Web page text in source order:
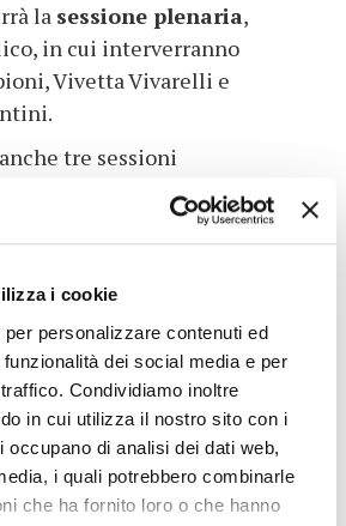
i cookie
personalizzare contenuti ed
dei social media e per
Condividiamo inoltre
in cui utilizza il nostro sito con i
occupano di analisi dei dati web,
i quali potrebbero combinarle
che ha fornito loro o che hanno
la sessione plenaria,
in cui interverranno
Vivetta Vivarelli e
tre sessioni
iscrizione obbligatoria: la
si terrà
mercoledì 18
Luca Lupo; Paolo Stellino
sessione seminariale, che
19 dicembre dalle ore
; la terza sessione
venerdì 20 dicembre
ore 12.30.
sessioni seminariali,